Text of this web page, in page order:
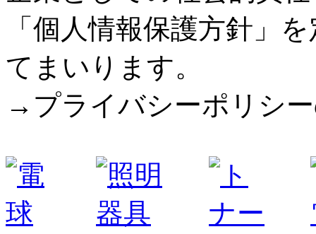
「個人情報保護方針」
てまいります。
→プライバシーポリシ